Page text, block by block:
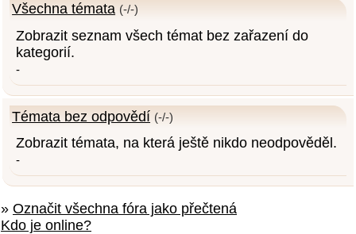
Všechna témata (-/-)
Zobrazit seznam všech témat bez zařazení do
kategorií.
-
Témata bez odpovědí (-/-)
Zobrazit témata, na která ještě nikdo neodpověděl.
-
» Označit všechna fóra jako přečtená
Kdo je online?